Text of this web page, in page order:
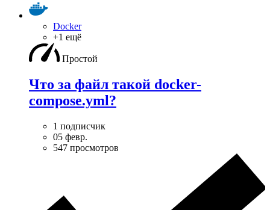
Docker
+1 ещё
Простой
Что за файл такой docker-
compose.yml?
1 подписчик
05 февр.
547 просмотров